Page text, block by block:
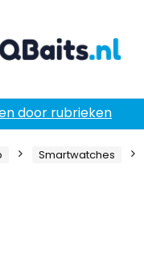
door rubrieken
Smartwatches